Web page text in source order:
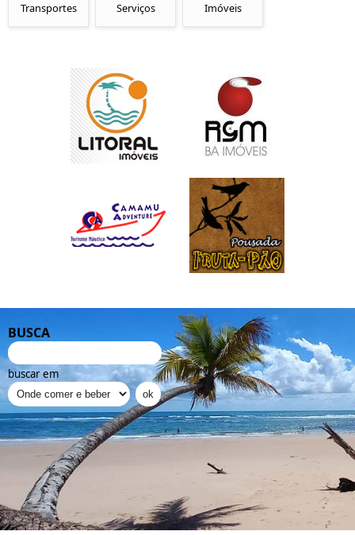
Transportes Serviços Imóveis
BUSCA
buscar em